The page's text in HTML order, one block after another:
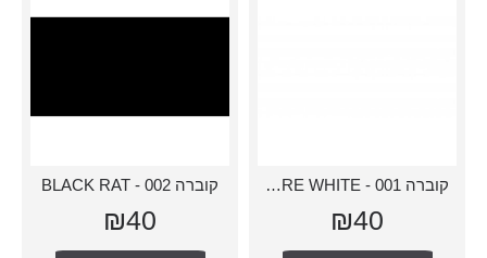
קוברה 001 - PURE WHITE
₪40
קוברה 002 - BLACK RAT
₪40